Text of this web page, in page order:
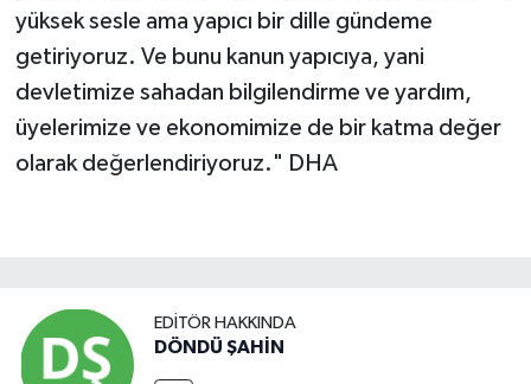
yüksek sesle ama yapıcı bir dille gündeme
getiriyoruz. Ve bunu kanun yapıcıya, yani
devletimize sahadan bilgilendirme ve yardım,
üyelerimize ve ekonomimize de bir katma değer
olarak değerlendiriyoruz." DHA
EDITÖR HAKKINDA
DÖNDÜ ŞAHİN